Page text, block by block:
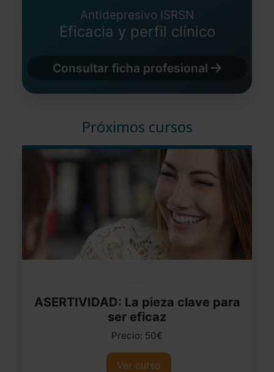
Antidepresivo ISRSN
Eficacia y perfil clínico
Consultar ficha profesional
Próximos cursos
ASERTIVIDAD: La pieza clave para
ser eficaz
Precio: 50€
Ver curso